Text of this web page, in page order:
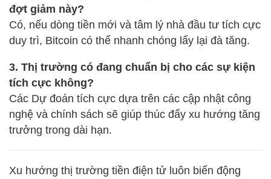
đợt giảm này?
Có, nếu dòng tiền mới và tâm lý nhà đầu tư tích cực
duy trì, Bitcoin có thể nhanh chóng lấy lại đà tăng.
3. Thị trường có đang chuẩn bị cho các sự kiện
tích cực không?
Các Dự đoán tích cực dựa trên các cập nhật công
nghệ và chính sách sẽ giúp thúc đẩy xu hướng tăng
trưởng trong dài hạn.
Xu hướng thị trường tiền điện tử luôn biến động